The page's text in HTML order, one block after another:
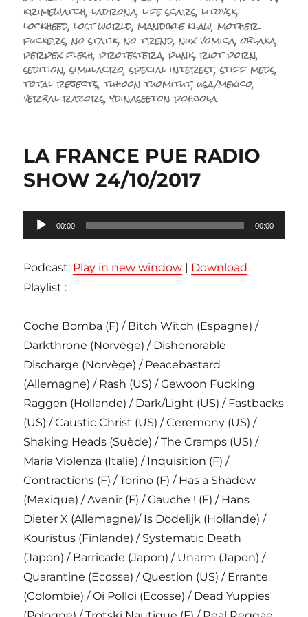
krimewatch,ladrona,life scars,litovsk,
lockheed,lost world,mandible klaw,mother
fuckers,no statik,no trend,nux vomica,oblaka,
perpex flesh,protestera,punk,riot porn,
sedition,simulacro,special interest,stiff meds,
total rejects,tuhoon tuomitut,usa/mexico,
verbal razors,ydinaseeton pohjola
LA FRANCE PUE RADIO
SHOW 24/10/2017
Lecteur
audio
00:00 00:00
Podcast: Play in new window | Download
Playlist :
Coche Bomba (F) / Bitch Witch (Espagne) /
Darkthrone (Norvège) / Dishonorable
Discharge (Norvège) / Peacebastard
(Allemagne) / Rash (US) / Gewoon Fucking
Raggen (Hollande) / Dark/Light (US) / Fastbacks
(US) / Caustic Christ (US) / Ceremony (US) /
Shaking Heads (Suède) / The Cramps (US) /
Maria Violenza (Italie) / Inquisition (F) /
Contractions (F) / Torino (F) / Has a Shadow
(Mexique) / Avenir (F) / Gauche ! (F) / Hans
Dieter X (Allemagne)/ Is Dodelijk (Hollande) /
Kouristus (Finlande) / Systematic Death
(Japon) / Barricade (Japon) / Unarm (Japon) /
Quarantine (Ecosse) / Question (US) / Errante
(Colombie) / Oi Polloi (Ecosse) / Dead Yuppies